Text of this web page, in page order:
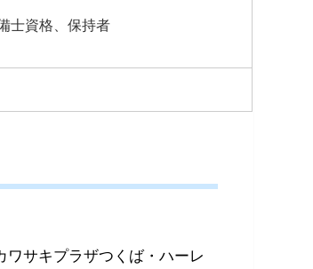
士資格、保持者
ワサキプラザつくば・ハーレ